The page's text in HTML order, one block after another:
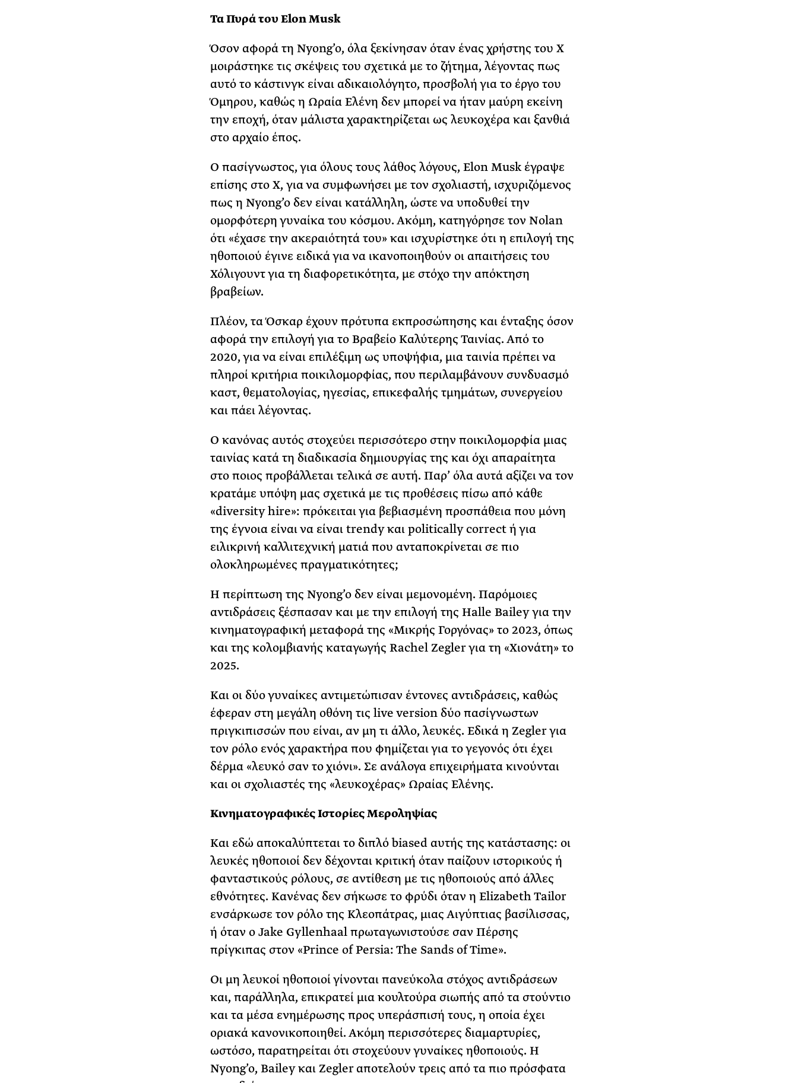
Τα Πυρά του Elon Musk
Όσον αφορά τη Nyong’o, όλα ξεκίνησαν όταν ένας χρήστης του Χ
μοιράστηκε τις σκέψεις του σχετικά με το ζήτημα, λέγοντας πως
αυτό το κάστινγκ είναι αδικαιολόγητο, προσβολή για το έργο του
Όμηρου, καθώς η Ωραία Ελένη δεν μπορεί να ήταν μαύρη εκείνη
την εποχή, όταν μάλιστα χαρακτηρίζεται ως λευκοχέρα και ξανθιά
στο αρχαίο έπος.
Ο πασίγνωστος, για όλους τους λάθος λόγους, Elon Musk έγραψε
επίσης στο X, για να συμφωνήσει με τον σχολιαστή, ισχυριζόμενος
πως η Nyong’o δεν είναι κατάλληλη, ώστε να υποδυθεί την
ομορφότερη γυναίκα του κόσμου. Ακόμη, κατηγόρησε τον Nolan
ότι «έχασε την ακεραιότητά του» και ισχυρίστηκε ότι η επιλογή της
ηθοποιού έγινε ειδικά για να ικανοποιηθούν οι απαιτήσεις του
Χόλιγουντ για τη διαφορετικότητα, με στόχο την απόκτηση
βραβείων.
Πλέον, τα Όσκαρ έχουν πρότυπα εκπροσώπησης και ένταξης όσον
αφορά την επιλογή για το Βραβείο Καλύτερης Ταινίας. Από το
2020, για να είναι επιλέξιμη ως υποψήφια, μια ταινία πρέπει να
πληροί κριτήρια ποικιλομορφίας, που περιλαμβάνουν συνδυασμό
καστ, θεματολογίας, ηγεσίας, επικεφαλής τμημάτων, συνεργείου
και πάει λέγοντας.
Ο κανόνας αυτός στοχεύει περισσότερο στην ποικιλομορφία μιας
ταινίας κατά τη διαδικασία δημιουργίας της και όχι απαραίτητα
στο ποιος προβάλλεται τελικά σε αυτή. Παρ’ όλα αυτά αξίζει να τον
κρατάμε υπόψη μας σχετικά με τις προθέσεις πίσω από κάθε
«diversity hire»: πρόκειται για βεβιασμένη προσπάθεια που μόνη
της έγνοια είναι να είναι trendy και politically correct ή για
ειλικρινή καλλιτεχνική ματιά που ανταποκρίνεται σε πιο
ολοκληρωμένες πραγματικότητες;
H περίπτωση της Nyong’o δεν είναι μεμονομένη. Παρόμοιες
αντιδράσεις ξέσπασαν και με την επιλογή της Halle Bailey για την
κινηματογραφική μεταφορά της «Μικρής Γοργόνας» το 2023, όπως
και της κολομβιανής καταγωγής Rachel Zegler για τη «Χιονάτη» το
2025.
Και οι δύο γυναίκες αντιμετώπισαν έντονες αντιδράσεις, καθώς
έφεραν στη μεγάλη οθόνη τις live version δύο πασίγνωστων
πριγκιπισσών που είναι, αν μη τι άλλο, λευκές. Εδικά η Zegler για
τον ρόλο ενός χαρακτήρα που φημίζεται για το γεγονός ότι έχει
δέρμα «λευκό σαν το χιόνι». Σε ανάλογα επιχειρήματα κινούνται
και οι σχολιαστές της «λευκοχέρας» Ωραίας Ελένης.
Κινηματογραφικές Ιστορίες Μεροληψίας
Και εδώ αποκαλύπτεται το διπλό biased αυτής της κατάστασης: οι
λευκές ηθοποιοί δεν δέχονται κριτική όταν παίζουν ιστορικούς ή
φανταστικούς ρόλους, σε αντίθεση με τις ηθοποιούς από άλλες
εθνότητες. Κανένας δεν σήκωσε το φρύδι όταν η Elizabeth Tailor
ενσάρκωσε τον ρόλο της Κλεοπάτρας, μιας Αιγύπτιας βασίλισσας,
ή όταν ο Jake Gyllenhaal πρωταγωνιστούσε σαν Πέρσης
πρίγκιπας στον «Prince of Persia: The Sands of Time».
Οι μη λευκοί ηθοποιοί γίνονται πανεύκολα στόχος αντιδράσεων
και, παράλληλα, επικρατεί μια κουλτούρα σιωπής από τα στούντιο
και τα μέσα ενημέρωσης προς υπεράσπισή τους, η οποία έχει
οριακά κανονικοποιηθεί. Ακόμη περισσότερες διαμαρτυρίες,
ωστόσο, παρατηρείται ότι στοχεύουν γυναίκες ηθοποιούς. Η
Nyong’o, Bailey και Zegler αποτελούν τρεις από τα πιο πρόσφατα